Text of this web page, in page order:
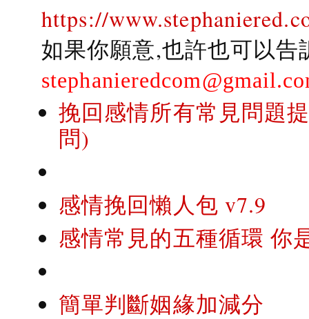
https://
如果你願意,也許也可以
挽回感情所有常見問題
問)
感情挽回懶人包 v7.9
感情常見的五種循環 你
簡單判斷姻緣加減分